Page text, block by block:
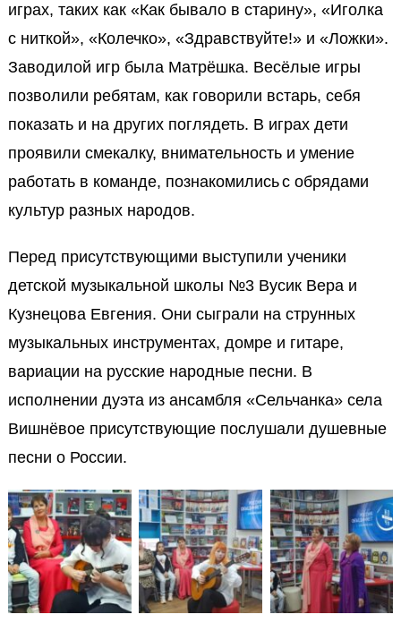
играх, таких как «Как бывало в старину», «Иголка
с ниткой», «Колечко», «Здравствуйте!» и «Ложки».
Заводилой игр была Матрёшка. Весёлые игры
позволили ребятам, как говорили встарь, себя
показать и на других поглядеть. В играх дети
проявили смекалку, внимательность и умение
работать в команде, познакомилисьс обрядами
культур разных народов.
Перед присутствующими выступили ученики
детской музыкальной школы №3 Вусик Вера и
Кузнецова Евгения. Они сыграли на струнных
музыкальных инструментах, домре и гитаре,
вариации на русские народные песни. В
исполнении дуэта из ансамбля «Сельчанка» села
Вишнёвое присутствующие послушали душевные
песни о России.